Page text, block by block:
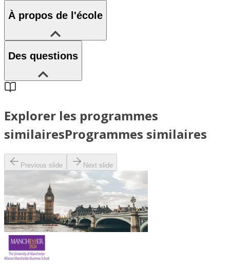
À propos de l'école
Des questions
Explorer les programmes
similairesProgrammes similaires
Previous slide Next slide